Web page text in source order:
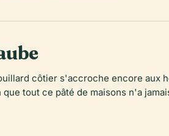
côtier s'accroche encore aux
tout ce pâté de maisons n'a